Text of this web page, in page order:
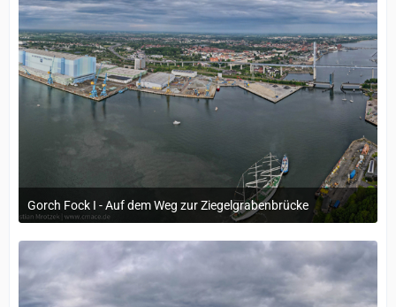
Gorch Fock I - Auf dem Weg zur Ziegelgrabenbrücke
21. Mai 2024 um 10:29